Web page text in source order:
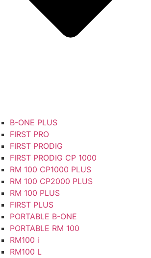
B-ONE PLUS
FIRST PRO
FIRST PRODIG
FIRST PRODIG CP 1000
RM 100 CP1000 PLUS
RM 100 CP2000 PLUS
RM 100 PLUS
FIRST PLUS
PORTABLE B-ONE
PORTABLE RM 100
RM100 i
RM100 L